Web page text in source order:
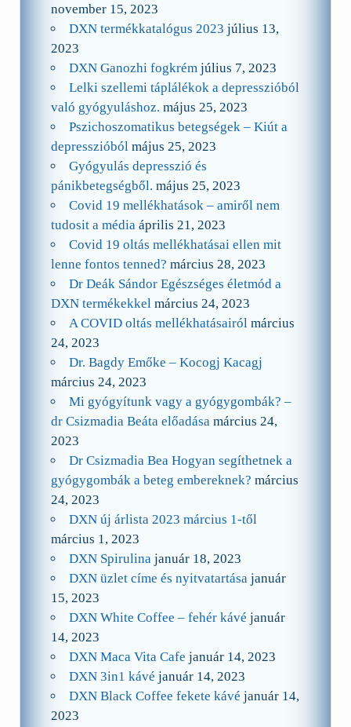
november 15, 2023
DXN termékkatalógus 2023 július 13,
2023
DXN Ganozhi fogkrém július 7, 2023
Lelki szellemi táplálékok a depresszióból
való gyógyuláshoz. május 25, 2023
Pszichoszomatikus betegségek – Kiút a
depresszióból május 25, 2023
Gyógyulás depresszió és
pánikbetegségből. május 25, 2023
Covid 19 mellékhatások – amiről nem
tudosit a média április 21, 2023
Covid 19 oltás mellékhatásai ellen mit
lenne fontos tenned? március 28, 2023
Dr Deák Sándor Egészséges életmód a
DXN termékekkel március 24, 2023
A COVID oltás mellékhatásairól március
24, 2023
Dr. Bagdy Emőke – Kocogj Kacagj
március 24, 2023
Mi gyógyítunk vagy a gyógygombák? –
dr Csizmadia Beáta előadása március 24,
2023
Dr Csizmadia Bea Hogyan segíthetnek a
gyógygombák a beteg embereknek? március
24, 2023
DXN új árlista 2023 március 1-től
március 1, 2023
DXN Spirulina január 18, 2023
DXN üzlet címe és nyitvatartása január
15, 2023
DXN White Coffee – fehér kávé január
14, 2023
DXN Maca Vita Cafe január 14, 2023
DXN 3in1 kávé január 14, 2023
DXN Black Coffee fekete kávé január 14,
2023